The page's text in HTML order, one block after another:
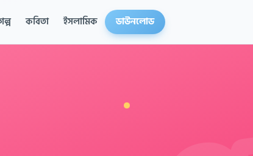
কবিতা ইসলামিক ডাউনলোড